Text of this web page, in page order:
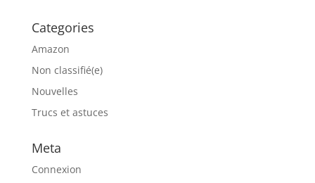
Categories
Amazon
Non classifié(e)
Nouvelles
Trucs et astuces
Meta
Connexion